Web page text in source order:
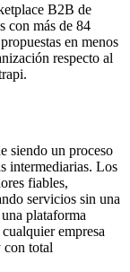
B2B de
con más de 84
en menos
respecto al
siendo un proceso
intermediarias. Los
fiables,
servicios sin una
plataforma
empresa
con total